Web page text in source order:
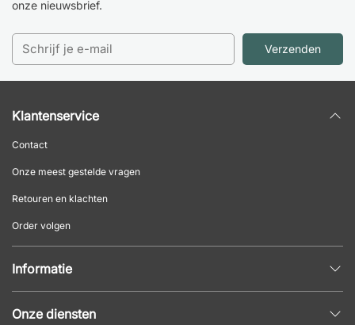
onze nieuwsbrief.
Verzenden
Klantenservice
Contact
Onze meest gestelde vragen
Retouren en klachten
Order volgen
Informatie
Onze diensten